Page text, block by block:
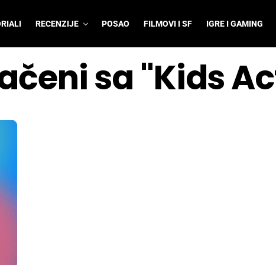
RECENZIJE POSAO FILMOVI I SF IGRE I GAMING
sa "Kids